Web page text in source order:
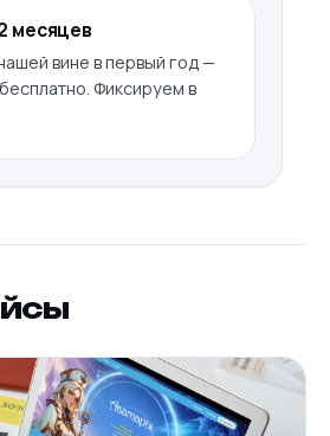
месяцев
вине в первый год —
Фиксируем в